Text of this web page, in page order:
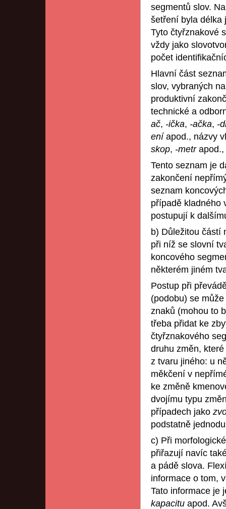
segmentů slov.
šetření byla délka
Tyto čtyřznakové
vždy jako
počet
Hlavní část
slov, vybraných
produktivní
technické a
ač, -ička, -ačka, -
ení apod., názvy
skop, -metr
Tento seznam je
zakončení
seznam
případě kladného
postupují k
b) Důležitou částí
při níž se slovní
koncového
některém jiném
Postup při
(podobu) se
znaků (mohou to
třeba přidat ke
čtyřznakového
druhu změn,
z tvaru jiného: u
měkčení v
ke změně
dvojímu typu
případech jako
podstatně
c) Při
přiřazují navíc
a pádě slova.
informace o tom,
Tato informace je
kapacitu apod.